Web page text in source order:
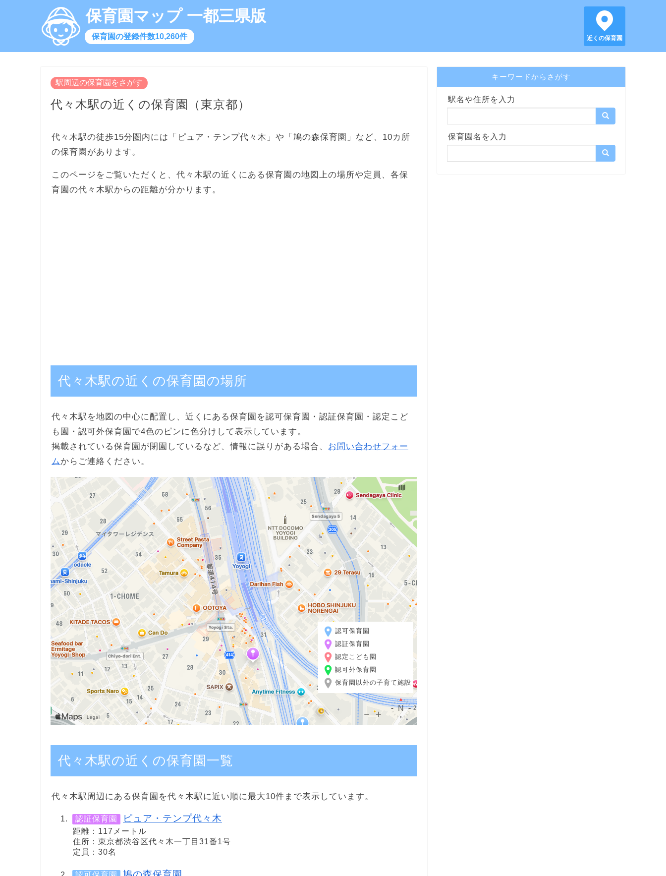
保育園マップ 一都三県版
保育園の登録件数10,260件 近くの保育園
駅周辺の保育園をさがす
代々木駅の近くの保育園（東京都）
代々木駅の徒歩15分圏内には「ピュア・テンプ代々木」や「鳩の森保育園」など、10カ所
の保育園があります。
このページをご覧いただくと、代々木駅の近くにある保育園の地図上の場所や定員、各保
育園の代々木駅からの距離が分かります。
代々木駅の近くの保育園の場所
代々木駅を地図の中心に配置し、近くにある保育園を認可保育園・認証保育園・認定こど
も園・認可外保育園で4色のピンに色分けして表示しています。
掲載されている保育園が閉園しているなど、情報に誤りがある場合、 お問い合わせフォー
ム からご連絡ください。
認可保育園
認証保育園
認定こども園
認可外保育園
保育園以外の子育て施設
代々木駅の近くの保育園一覧
代々木駅周辺にある保育園を代々木駅に近い順に最大10件まで表示しています。
認証保育園 ピュア・テンプ代々木
距離：117メートル
住所：東京都渋谷区代々木一丁目31番1号
定員：30名
キーワードからさがす
駅名や住所を入力
保育園名を入力